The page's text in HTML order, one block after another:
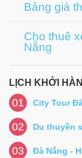
Bảng giá
Cho thuê
Nẵng
LỊCH KHỞI
01 City Tour
02 Du thuyền
03 Đà Nẵng -